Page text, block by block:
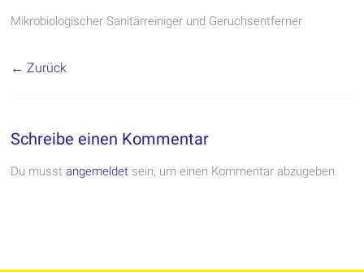
Mikrobiologischer Sanitärreiniger und Geruchsentferner
← Zurück
Schreibe einen Kommentar
Du musstangemeldet sein, um einen Kommentar abzugeben.